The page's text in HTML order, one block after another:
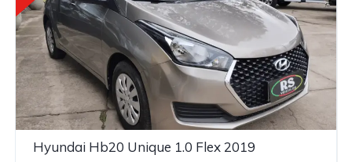
Hyundai Hb20 Unique 1.0 Flex 2019